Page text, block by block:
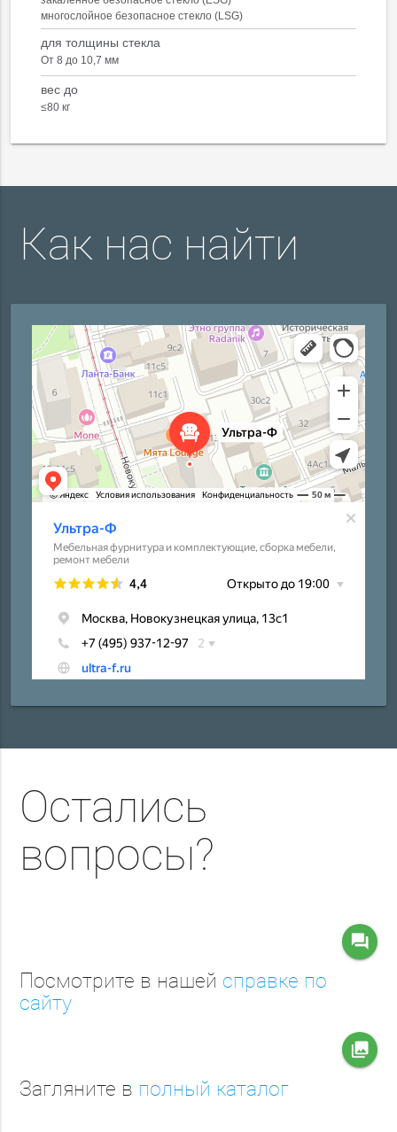
многослойное безопасное стекло (LSG)
для толщины стекла
От 8 до 10,7 мм
вес до
≤80 кг
Как нас найти
Остались
вопросы?
question_answer
Посмотрите в нашей справке по
сайту
collections
Загляните в полный каталог